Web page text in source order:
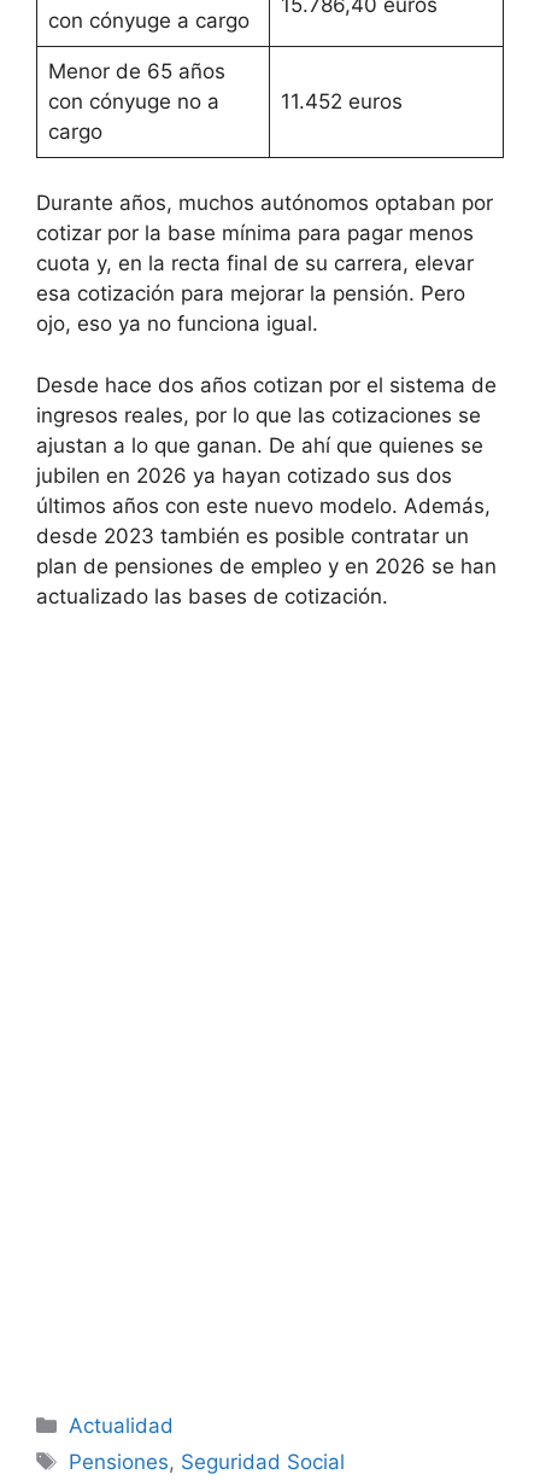
con cónyuge a cargo
Menor de 65 años
con cónyuge no a
cargo
11.452 euros
Durante años, muchos autónomos optaban por
cotizar por la base mínima para pagar menos
cuota y, en la recta final de su carrera, elevar
esa cotización para mejorar la pensión. Pero
ojo, eso ya no funciona igual.
Desde hace dos años cotizan por el sistema de
ingresos reales, por lo que las cotizaciones se
ajustan a lo que ganan. De ahí que quienes se
jubilen en 2026 ya hayan cotizado sus dos
últimos años con este nuevo modelo. Además,
desde 2023 también es posible contratar un
plan de pensiones de empleo y en 2026 se han
actualizado las bases de cotización.
Categorías
Actualidad
Etiquetas
Pensiones, Seguridad Social